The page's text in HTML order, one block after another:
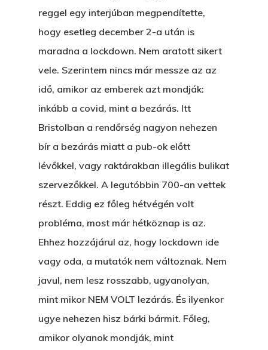
reggel egy interjúban megpendítette,
hogy esetleg december 2-a után is
maradna a lockdown. Nem aratott sikert
vele. Szerintem nincs már messze az az
idő, amikor az emberek azt mondják:
inkább a covid, mint a bezárás. Itt
Bristolban a rendőrség nagyon nehezen
bír a bezárás miatt a pub-ok előtt
lévőkkel, vagy raktárakban illegális bulikat
szervezőkkel. A legutóbbin 700-an vettek
részt. Eddig ez főleg hétvégén volt
probléma, most már hétköznap is az.
Ehhez hozzájárul az, hogy lockdown ide
vagy oda, a mutatók nem változnak. Nem
javul, nem lesz rosszabb, ugyanolyan,
mint mikor NEM VOLT lezárás. És ilyenkor
ugye nehezen hisz bárki bármit. Főleg,
amikor olyanok mondják, mint
Főoldal
Bolt
Könyveim